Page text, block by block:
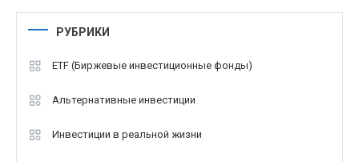
РУБРИКИ
ETF (Биржевые инвестиционные фонды)
Альтернативные инвестиции
Инвестиции в реальной жизни